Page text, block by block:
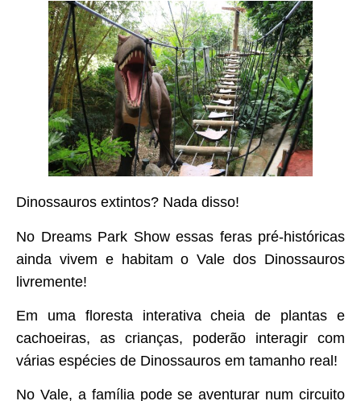
Dinossauros extintos? Nada disso!
No Dreams Park Show essas feras pré-históricas
ainda vivem e habitam o Vale dos Dinossauros
livremente!
Em uma floresta interativa cheia de plantas e
cachoeiras, as crianças, poderão interagir com
várias espécies de Dinossauros em tamanho real!
No Vale, a família pode se aventurar num circuito